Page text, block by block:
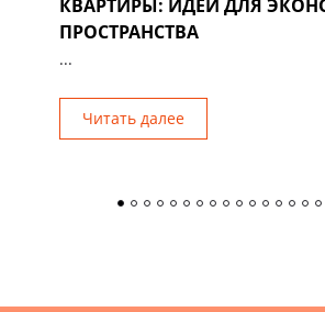
КВАРТИРЫ: ИДЕИ ДЛЯ
ПРОСТРАНСТВА
...
Читать далее